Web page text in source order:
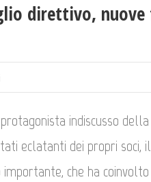
direttivo,
indiscusso
eclatanti dei propri soci,
che ha